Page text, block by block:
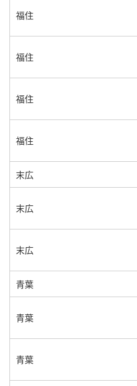
福住
福住
福住
福住
末広
末広
末広
青葉
青葉
青葉